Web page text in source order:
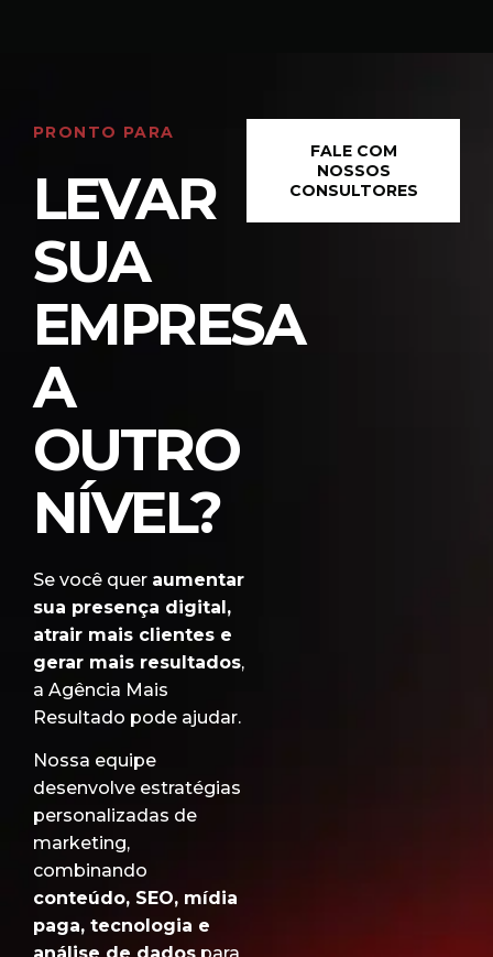
PRONTO PARA
LEVAR
SUA
EMPRESA
A
OUTRO
NÍVEL?
Se você quer aumentar
sua presença digital,
atrair mais clientes e
gerar mais resultados,
a Agência Mais
Resultado pode ajudar.
Nossa equipe
desenvolve estratégias
personalizadas de
marketing,
combinando
conteúdo, SEO, mídia
paga, tecnologia e
FALE COM
NOSSOS
CONSULTORES